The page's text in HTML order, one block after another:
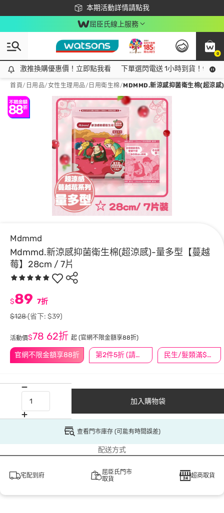
本期活動詳情請點我
下載app最高回饋$350
屈臣氏線上服務
0
激推換購優惠價！立即點我看
激推換購優惠價！立即點我看 下單選閃電送 1小時到貨！領神
首頁/ 日用品/女性生理用品/ 日用衛生棉/MDMMD.新涼感抑菌衛生棉(超涼
Mdmmd
Mdmmd.新涼感抑菌衛生棉(超涼感)-量多型【蔓越
莓】28cm / 7片
官網不限金額享88折 第2件5折 (請任選2件商品) 民生/髮類滿$388送舒潔冰巾
$89 7折
$128(省下: $39)
活動價$78 62折 起 (官網不限金額享88折)
加入購物袋
查看門市庫存 (可能有時間誤差)
配送方式
宅配到府
屈臣氏門市
取貨
超商取貨